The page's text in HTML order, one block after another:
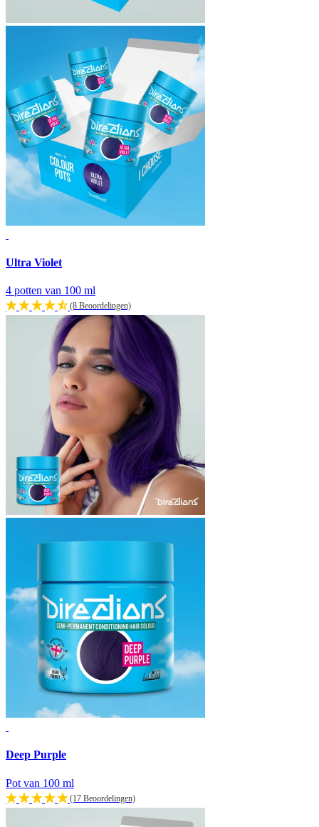
Ultra Violet
4 potten van 100 ml
(8 Beoordelingen)
Deep Purple
Pot van 100 ml
(17 Beoordelingen)